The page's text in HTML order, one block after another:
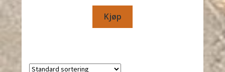
Kjøp